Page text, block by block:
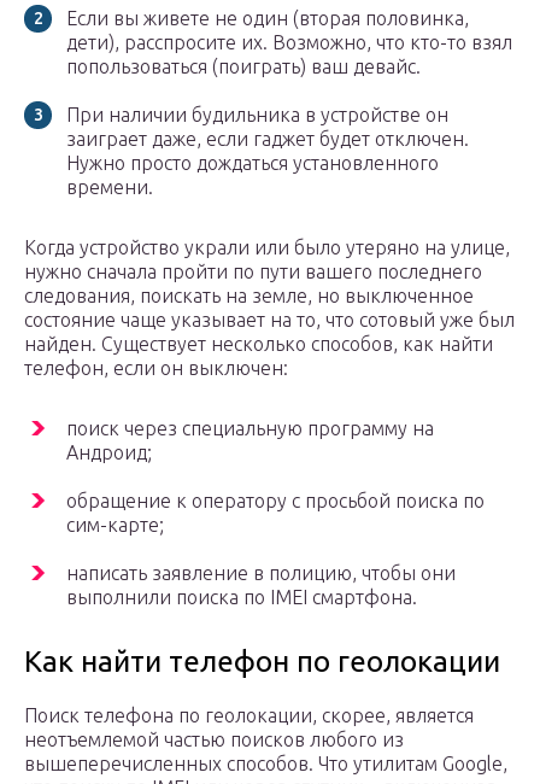
Если вы живете не один (вторая половинка,
дети), расспросите их. Возможно, что кто-то взял
попользоваться (поиграть) ваш девайс.
При наличии будильника в устройстве он
заиграет даже, если гаджет будет отключен.
Нужно просто дождаться установленного
времени.
Когда устройство украли или было утеряно на улице,
нужно сначала пройти по пути вашего последнего
следования, поискать на земле, но выключенное
состояние чаще указывает на то, что сотовый уже был
найден. Существует несколько способов, как найти
телефон, если он выключен:
поиск через специальную программу на
Андроид;
обращение к оператору с просьбой поиска по
сим-карте;
написать заявление в полицию, чтобы они
выполнили поиска по IMEI смартфона.
Как найти телефон по геолокации
Поиск телефона по геолокации, скорее, является
неотъемлемой частью поисков любого из
вышеперечисленных способов. Что утилитам Google,